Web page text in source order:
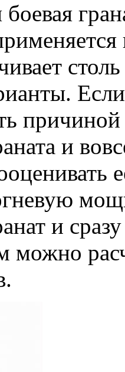
и
и
можно